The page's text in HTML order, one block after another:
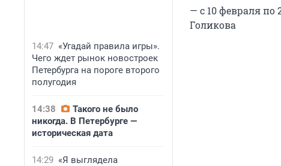
14:47 «Угадай правила игры».
Чего ждет рынок новостроек
Петербурга на пороге второго
полугодия
14:38
Такого не было
никогда. В Петербурге —
историческая дата
14:29 «Я выглядела
— с 10 февраля по
Голикова